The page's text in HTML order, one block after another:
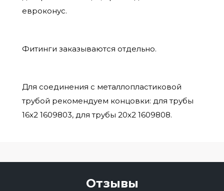
евроконус.
Фитинги заказываются отдельно.
Для соединения с металлопластиковой
трубой рекомендуем концовки: для трубы
16х2 1609803, для трубы 20х2 1609808.
Отзывы